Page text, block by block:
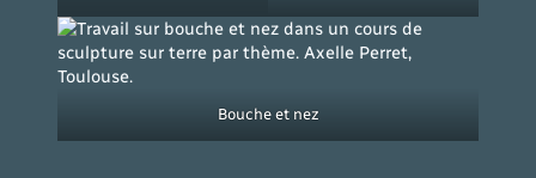
Bouche et nez